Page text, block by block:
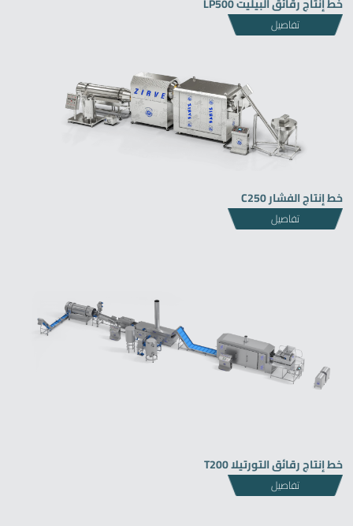
خط إنتاج رقائق البيليت LP500
تفاصيل
خط إنتاج الفشار C250
تفاصيل
خط إنتاج رقائق التورتيلا T200
تفاصيل